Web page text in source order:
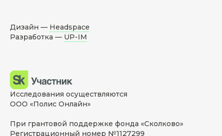
Дизайн — Headspace
Разработка — UP-IM
Исследования осуществляются
ООО «Полис Онлайн»
При грантовой поддержке фонда «Сколково»
Регистрационный номер №1127299